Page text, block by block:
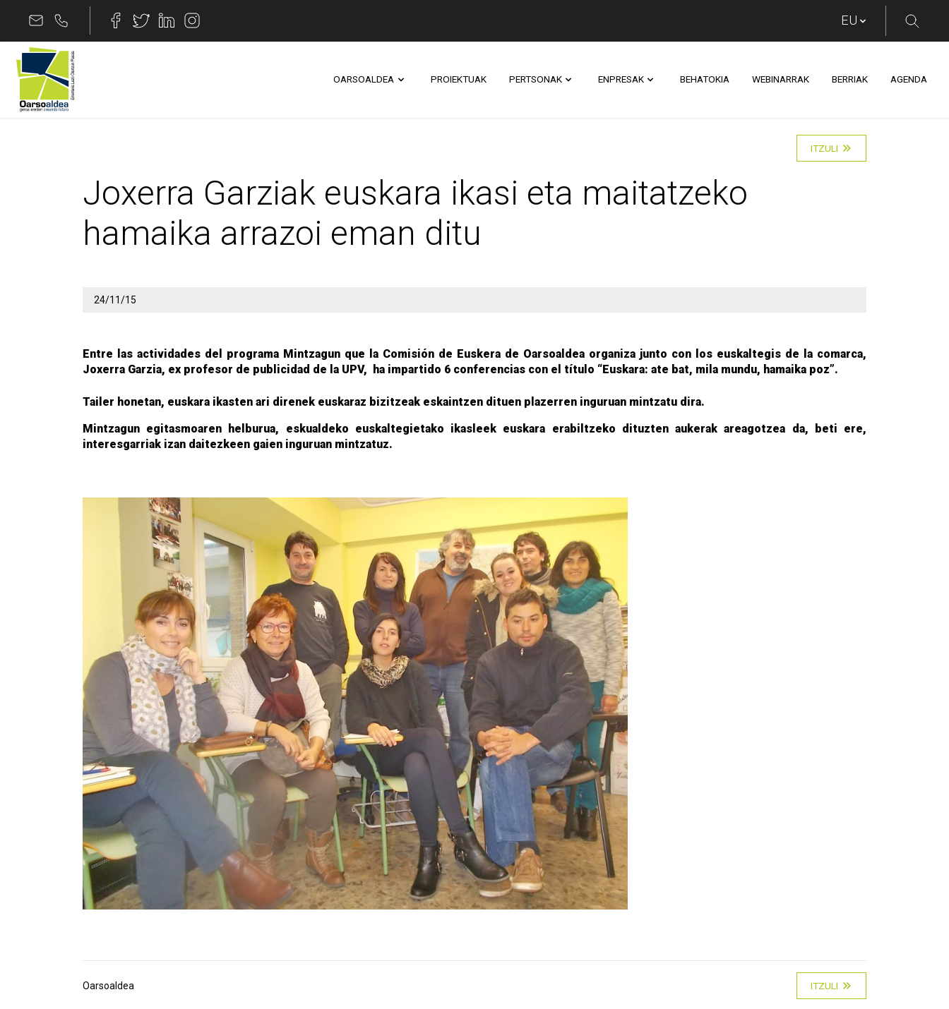
Edukira joan
OARSOALDEA PROIEKTUAK PERTSONAK ENPRESAK BEHATOKIA WEBINARRAK BERRIAK AGENDA
Joxerra Garziak euskara ikasi eta maitatzeko hamaika arrazoi
ITZULI
Joxerra Garziak euskara ikasi eta maitatzeko
hamaika arrazoi eman ditu
24/11/15
Entre las actividades del programa Mintzagun que la Comisión de Euskera de Oarsoaldea organiza junto con los euskaltegis de la comarca,
Joxerra Garzia, ex profesor de publicidad de la UPV, ha impartido 6 conferencias con el título “Euskara: ate bat, mila mundu, hamaika poz”.
Tailer honetan, euskara ikasten ari direnek euskaraz bizitzeak eskaintzen dituen plazerren inguruan mintzatu dira.
Mintzagun egitasmoaren helburua, eskualdeko euskaltegietako ikasleek euskara erabiltzeko dituzten aukerak areagotzea da, beti ere,
interesgarriak izan daitezkeen gaien inguruan mintzatuz.
Oarsoaldea ITZULI